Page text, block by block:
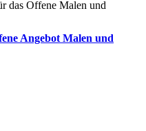
das Offene Malen und
Angebot Malen und